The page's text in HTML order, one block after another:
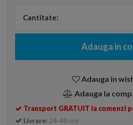
Cantitate:
Adauga in
Adauga in
Adauga la
Transport GRATUIT la comenzi
Livrare: 24-48 ore